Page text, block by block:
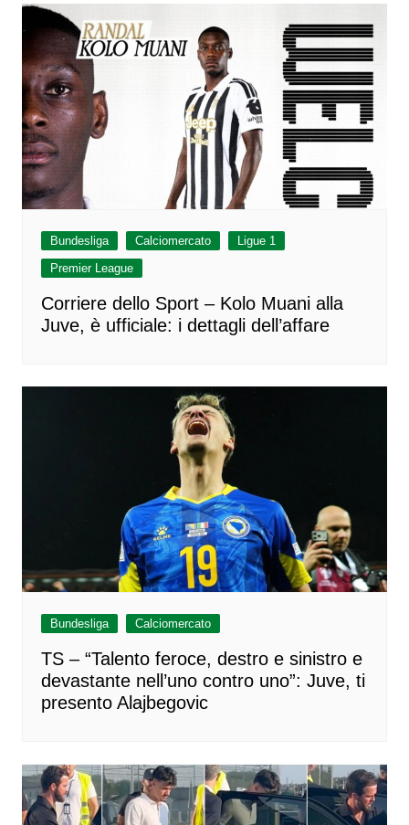
Bundesliga Calciomercato
Ligue 1
Premier League
Corriere dello Sport – Kolo Muani alla
Juve, è ufficiale: i dettagli dell’affare
Bundesliga Calciomercato
TS – “Talento feroce, destro e sinistro e
devastante nell’uno contro uno”: Juve, ti
presento Alajbegovic